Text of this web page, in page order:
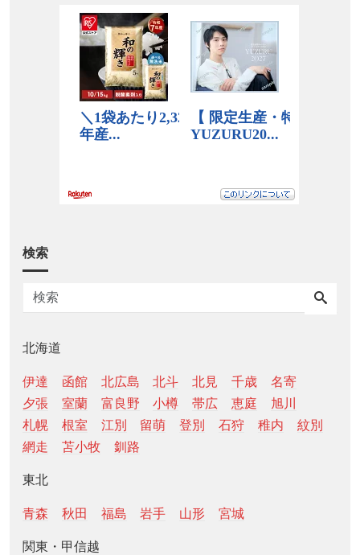
検索
北海道
伊達 函館 北広島 北斗 北見 千歳
名寄
夕張
室蘭 富良野 小樽 帯広 恵庭
旭川
札幌
根室 江別 留萌 登別 石狩 稚内
紋別
網走
苫小牧 釧路
東北
青森 秋田 福島 岩手 山形 宮城
関東・甲信越